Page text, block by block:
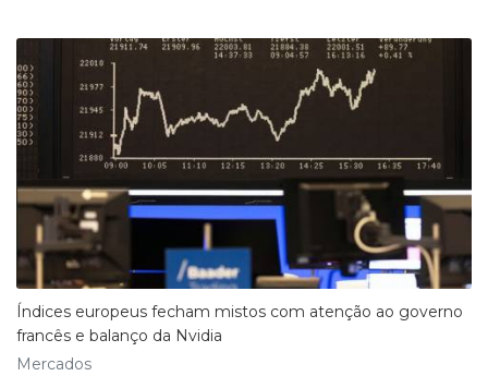
Índices europeus fecham mistos com atenção ao governo
francês e balanço da Nvidia
Mercados